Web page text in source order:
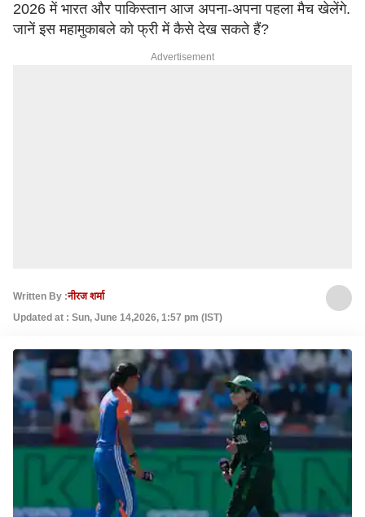
2026 में भारत और पाकिस्तान आज अपना-अपना पहला मैच खेलेंगे.
जानें इस महामुकाबले को फ्री में कैसे देख सकते हैं?
Advertisement
Written By :नीरज शर्मा
Updated at : Sun, June 14,2026, 1:57 pm (IST)